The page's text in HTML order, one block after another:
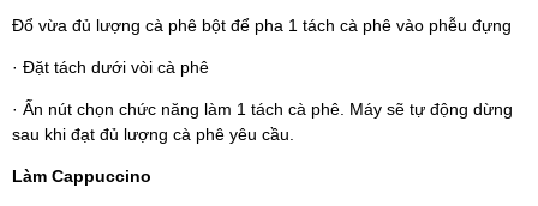
Đổ vừa đủ lượng cà phê bột để pha 1 tách cà phê vào phễu đựng
· Đặt tách dưới vòi cà phê
· Ấn nút chọn chức năng làm 1 tách cà phê. Máy sẽ tự động dừng
sau khi đạt đủ lượng cà phê yêu cầu.
Làm Cappuccino